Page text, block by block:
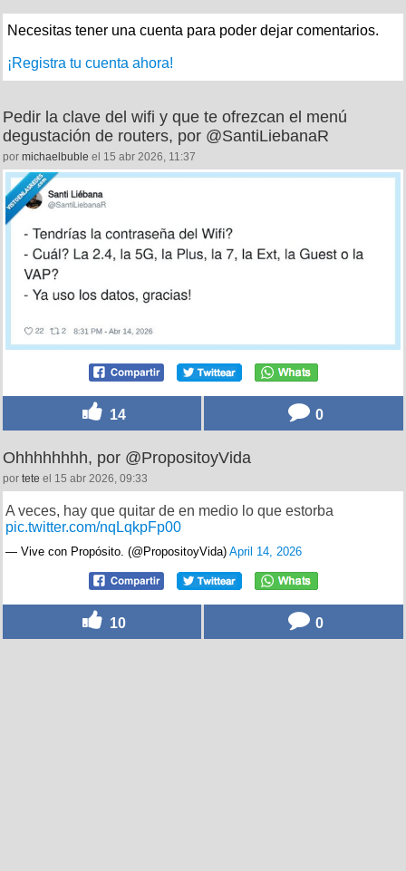
Necesitas tener una cuenta para poder dejar comentarios.
¡Registra tu cuenta ahora!
Pedir la clave del wifi y que te ofrezcan el menú
degustación de routers, por @SantiLiebanaR
por michaelbuble el 15 abr 2026, 11:37
14 0
Ohhhhhhhh, por @PropositoyVida
por tete el 15 abr 2026, 09:33
A veces, hay que quitar de en medio lo que estorba
pic.twitter.com/nqLqkpFp00
— Vive con Propósito. (@PropositoyVida) April 14, 2026
10 0